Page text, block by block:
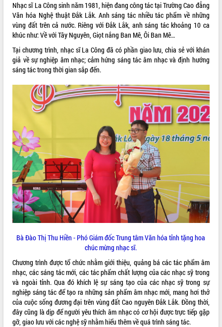
VIDEO
Không có file video nào để phát.
LIÊN KẾT WEB
THỐNG KÊ TRUY CẬP
Hôm nay:
17694
Nhạc sĩ La Công sinh năm 1981, hiện đang công tác tại Trường Cao đẳng
Văn hóa Nghệ thuật Đắk Lắk. Anh sáng tác nhiều tác phẩm về những
vùng đất trên cả nước. Riêng với Đắk Lắk, anh sáng tác khoảng 10 ca
khúc như: Về với Tây Nguyên, Giọt nắng Ban Mê, Ôi Ban Mê…
Tại chương trình, nhạc sĩ La Công đã có phần giao lưu, chia sẻ với khán
giả về sự nghiệp âm nhạc; cảm hứng sáng tác âm nhạc và định hướng
sáng tác trong thời gian sắp đến.
Bà Đào Thị Thu Hiền - Phó Giám đốc Trung tâm Văn hóa tỉnh tặng hoa
chúc mừng nhạc sĩ.
Chương trình được tổ chức nhằm giới thiệu, quảng bá các tác phẩm âm
nhạc, các sáng tác mới, các tác phẩm chất lượng của các nhạc sỹ trong
và ngoài tỉnh. Qua đó khích lệ sự sáng tạo của các nhạc sỹ trong sự
nghiệp sáng tác để tạo ra những sản phẩm âm nhạc mới, mang hơi thở
của cuộc sống đương đại trên vùng đất Cao nguyên Đắk Lắk. Đồng thời,
đây cũng là dịp để người yêu thích âm nhạc có cơ hội được trực tiếp gặp
gỡ, giao lưu với các nghệ sỹ nhằm hiểu thêm về quá trình sáng tác.